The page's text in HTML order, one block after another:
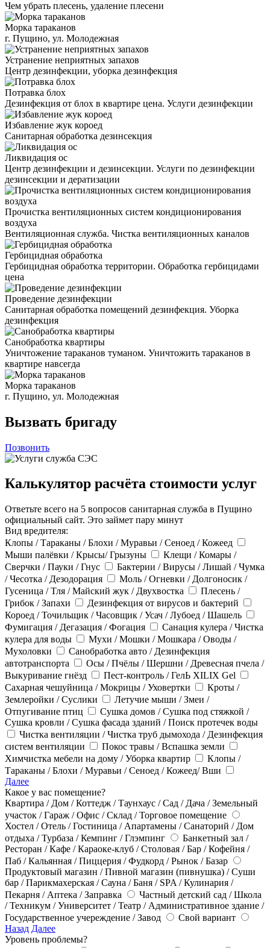
Чем убрать плесень, удаление плесени
Морка тараканов
г. Пущино, ул. Молодежная
Устранение неприятных запахов
Центр дезинфекции, уборка дезинфекция
Потравка блох
Дезинфекция от блох в квартире цена. Услуги дезинфекции
Избавление жук короед
Санитарная обработка дезинсекция
Ликвидация ос
Центр дезинфекции и дезинсекции. Услуги по дезинфекции
дезинсекции и дератизации
Прочистка вентиляционных систем кондиционирования
воздуха
Вентиляционная служба. Чистка вентиляционных каналов
Гербицидная обработка
Гербицидная обработка территории. Обработка гербицидами
цена
Проведение дезинфекции
Санитарная обработка помещений дезинфекция. Уборка
дезинфекция
Санобработка квартиры
Уничтожение тараканов туманом. Уничтожить тараканов в
квартире навсегда
Морка тараканов
г. Пущино, ул. Молодежная
Вызвать бригаду
Позвонить
Калькулятор расчёта стоимости услуг
Ответьте всего на 5 вопросов санитарная служба в Пущино
официальный сайт. Это займет пару минут
Вид вредителя:
Клопы / Тараканы / Блохи / Муравьи / Сеноед / Кожеед
Мыши палёвки / Крысы/ Грызуны
Клещи / Комары /
Сверчки / Пауки / Гнус
Бактерии / Вирусы / Лишай / Чумка
/ Чесотка / Дезодорация
Моль / Огневки / Долгоносик /
Гусеница / Тля / Майский жук / Двухвостка
Плесень /
Грибок / Запахи
Дезинфекция от вирусов и бактерий
Короед / Точильщик / Часовщик / Усач / Лубоед / Шашель
Фумигация / Дегазация / Фогация
Санация кулера / Чистка
кулера для воды
Мухи / Мошки / Мошкара / Оводы /
Мухоловки
Санобработка авто / Дезинфекция
автотранспорта
Осы / Пчёлы / Шершни / Древесная пчела /
Выкуривание гнёзд
Пест-контроль / ГелЬ XILIX Gel
Сахарная чешуйница / Мокрицы / Уховертки
Кроты /
Землеройки / Суслики
Летучие мыши / Змеи /
Отпугивание птиц
Сушка домов / Сушка под стяжкой /
Сушка кровли / Сушка фасада зданий / Поиск протечек воды
Чистка вентиляции / Чистка труб дымохода / Дезинфекция
систем вентиляции
Покос травы / Вспашка земли
Химчистка мебели на дому / Уборка квартир
Клопы /
Тараканы / Блохи / Муравьи / Сеноед / Кожеед/ Вши
Далее
Какое у вас помещение?
Квартира / Дом / Коттедж / Таунхаус / Сад / Дача / Земельный
участок / Гараж / Офис / Склад / Торговое помещение
Хостел / Отель / Гостиница / Апартамены / Санаторий / Дом
отдыха / Турбаза / Кемпинг / Глэмпинг
Банкетный зал /
Ресторан / Кафе / Караоке-клуб / Столовая / Бар / Кофейня /
Паб / Кальянная / Пиццерия / Фудкорд / Рынок / Базар
Продуктовый магазин / Пивной магазин (пивнушка) / Суши
бар / Парикмахерская / Сауна / Баня / SPA / Кулинария /
Пекарня / Аптека / Заправка
Частный детский сад / Школа
/ Техникум / Университет / Театр / Административное здание /
Государственное учереждение / Завод
Свой вариант
Назад Далее
Уровень проблемы?